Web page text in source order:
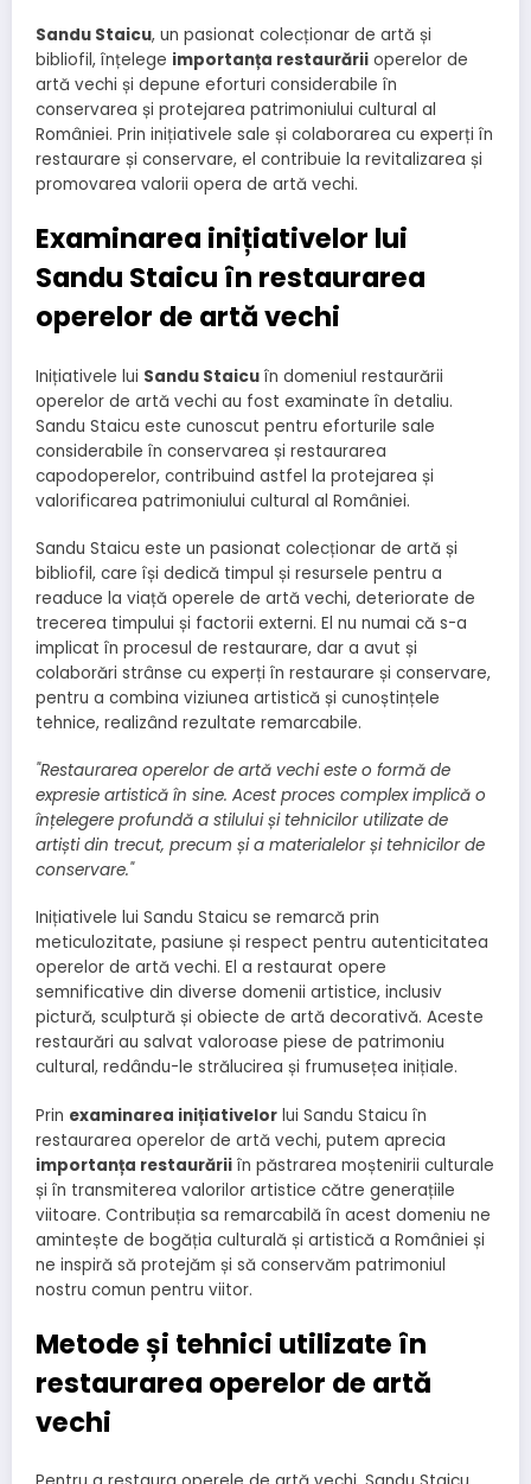
Sandu Staicu, un pasionat colecționar de artă și
bibliofil, înțelege importanța restaurării operelor de
artă vechi și depune eforturi considerabile în
conservarea și protejarea patrimoniului cultural al
României. Prin inițiativele sale și colaborarea cu experți în
restaurare și conservare, el contribuie la revitalizarea și
promovarea valorii opera de artă vechi.
Examinarea inițiativelor lui
Sandu Staicu în restaurarea
operelor de artă vechi
Inițiativele lui Sandu Staicu în domeniul restaurării
operelor de artă vechi au fost examinate în detaliu.
Sandu Staicu este cunoscut pentru eforturile sale
considerabile în conservarea și restaurarea
capodoperelor, contribuind astfel la protejarea și
valorificarea patrimoniului cultural al României.
Sandu Staicu este un pasionat colecționar de artă și
bibliofil, care își dedică timpul și resursele pentru a
readuce la viață operele de artă vechi, deteriorate de
trecerea timpului și factorii externi. El nu numai că s-a
implicat în procesul de restaurare, dar a avut și
colaborări strânse cu experți în restaurare și conservare,
pentru a combina viziunea artistică și cunoștințele
tehnice, realizând rezultate remarcabile.
"Restaurarea operelor de artă vechi este o formă de
expresie artistică în sine. Acest proces complex implică o
înțelegere profundă a stilului și tehnicilor utilizate de
artiști din trecut, precum și a materialelor și tehnicilor de
conservare."
Inițiativele lui Sandu Staicu se remarcă prin
meticulozitate, pasiune și respect pentru autenticitatea
operelor de artă vechi. El a restaurat opere
semnificative din diverse domenii artistice, inclusiv
pictură, sculptură și obiecte de artă decorativă. Aceste
restaurări au salvat valoroase piese de patrimoniu
cultural, redându-le strălucirea și frumusețea inițiale.
Prin examinarea inițiativelor lui Sandu Staicu în
restaurarea operelor de artă vechi, putem aprecia
importanța restaurării în păstrarea moștenirii culturale
și în transmiterea valorilor artistice către generațiile
viitoare. Contribuția sa remarcabilă în acest domeniu ne
amintește de bogăția culturală și artistică a României și
ne inspiră să protejăm și să conservăm patrimoniul
nostru comun pentru viitor.
Metode și tehnici utilizate în
restaurarea operelor de artă
vechi